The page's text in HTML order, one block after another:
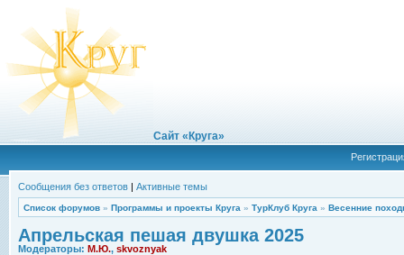
Сайт «Круга»
Сообщения без ответов | Активные темы
Список форумов » Программы и проекты Круга » ТурКлуб Круга » Весенние
Апрельская пешая двушка 2025
Модераторы: М.Ю., skvoznyak